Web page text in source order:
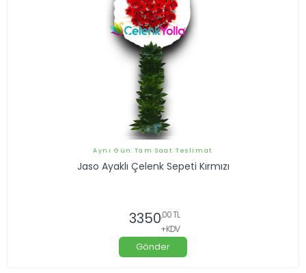
Aynı Gün Tam Saat Teslimat
Jaso Ayaklı Çelenk Sepeti Kırmızı
3350,00 TL
+KDV
Gönder